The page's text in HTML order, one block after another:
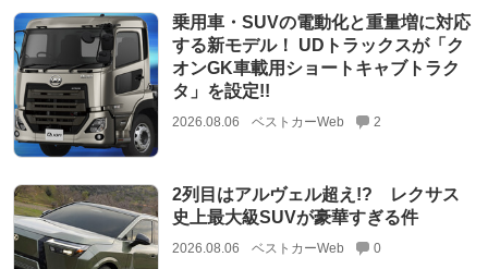
乗用車・SUVの電動化と重量増に対応
する新モデル！ UDトラックスが「ク
オンGK車載用ショートキャブトラク
タ」を設定!!
2026.08.06 ベストカーWeb 2
2列目はアルヴェル超え!? レクサス
史上最大級SUVが豪華すぎる件
2026.08.06 ベストカーWeb 0